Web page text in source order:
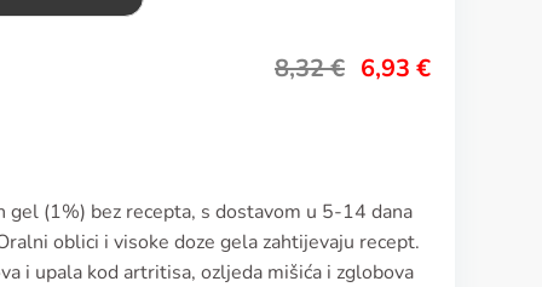
8,32€ 6,93 €
(1%) bez recepta, s dostavom u 5-14 dana
oblici i visoke doze gela zahtijevaju recept.
i upala kod artritisa, ozljeda mišića i zglobova